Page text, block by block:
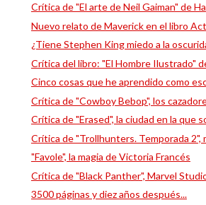
Crítica de "El arte de Neil Gaiman" de
Nuevo relato de Maverick en el libro
¿Tiene Stephen King miedo a la
Crítica del libro: "El Hombre Ilustrado"
Cinco cosas que he aprendido como
Crítica de "Cowboy Bebop", los
Crítica de "Erased", la ciudad en la que
Crítica de "Trollhunters. Temporada 2",
"Favole", la magia de Victoria Francés
Crítica de "Black Panther", Marvel
3500 páginas y diez años después...